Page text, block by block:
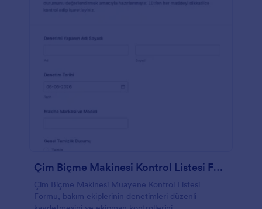
Çim Biçme Makinesi Kontrol Listesi Formu
Çim Biçme Makinesi Muayene Kontrol Listesi
Formu, bakım ekiplerinin denetimleri düzenli